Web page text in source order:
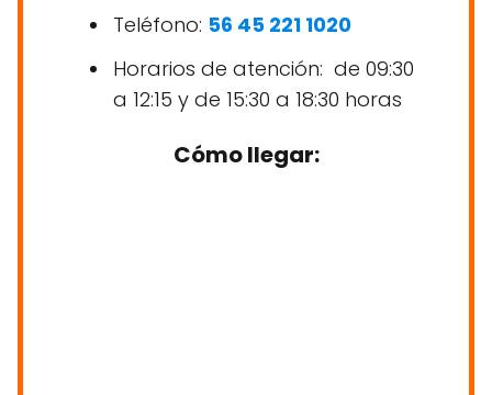
Teléfono: 56 45 221 1020
Horarios de atención: de 09:30
a 12:15 y de 15:30 a 18:30 horas
Cómo llegar: